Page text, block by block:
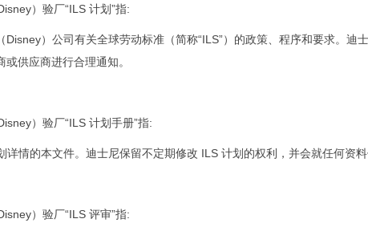
） 验厂“ILS 计划”指:
（Disney） 公司有关全球劳动标准（简称“ILS”）的政策、程序和要求。
或供应商进行合理通知。
） 验厂“ILS 计划手册”指:
详情的本文件。迪士尼保留不定期修改 ILS 计划的权利，并会就任何资
） 验厂“ILS 评审”指: